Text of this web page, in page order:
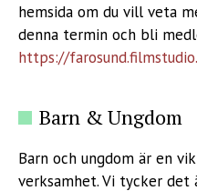
hemsida om du vill veta
denna termin och bli
https://
Barn & Ungdom
Barn och ungdom är en
verksamhet. Vi tycker